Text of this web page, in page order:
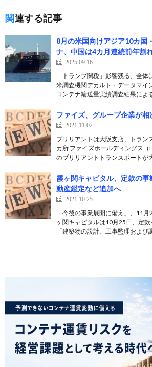
関連する記事
8月の米国向けアジア10カ国
ナ、中国は4カ月連続前年割
2025.09.16
「トランプ関税」影響残る、全
米調査機関デカルト・データマイ
コンテナ輸送量実績調査結果によ
ファイズ、グループ企業が相
2021.11.02
ブリリアントは大阪支店、トラン
カ所 ファイズホールディングス
のブリリアントトランスポートが
霞ヶ関キャピタル、定款の
動産鑑定など追加へ
2021.10.25
「今後の事業展開に備え」、11
ヶ関キャピタルは10月25日、定
「建築物の設計、工事監理および